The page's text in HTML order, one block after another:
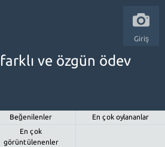
Giriş
ve özgün ödev
Beğenilenler
En çok oylananlar
En çok
görüntülenenler